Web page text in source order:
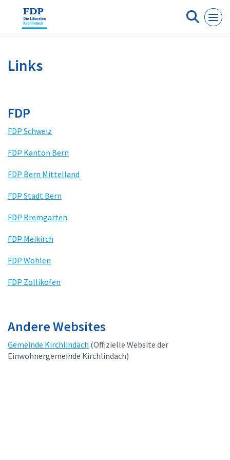
Links
FDP
FDP Schweiz
FDP Kanton Bern
FDP Bern Mittelland
FDP Stadt Bern
FDP Bremgarten
FDP Meikirch
FDP Wohlen
FDP Zollikofen
Andere Websites
Gemeinde Kirchlindach (Offizielle Website der
Einwohnergemeinde Kirchlindach)
Cookie-Einstellungen